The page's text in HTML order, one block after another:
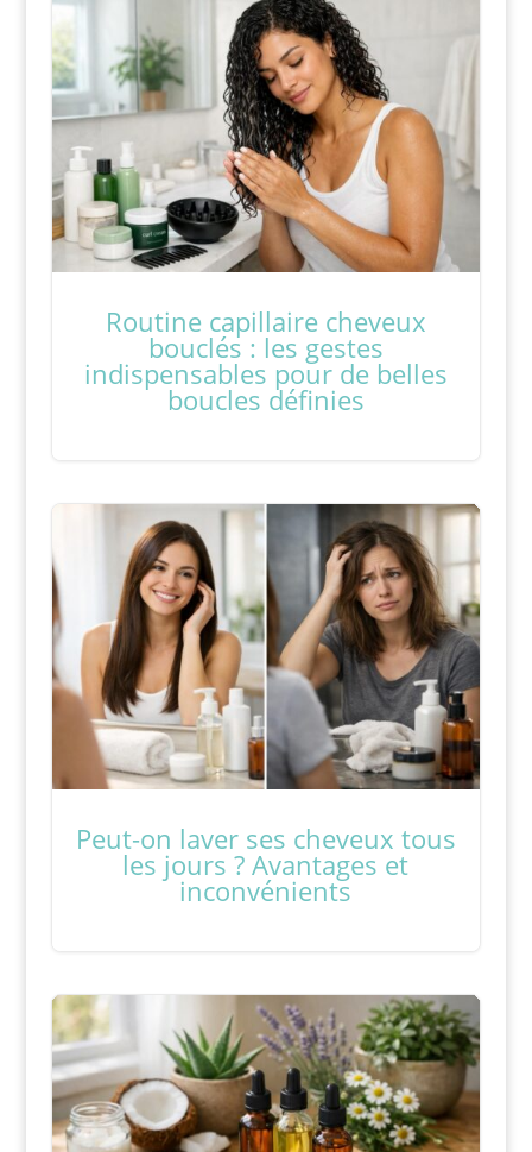
Routine capillaire cheveux
bouclés : les gestes
indispensables pour de belles
boucles définies
Peut-on laver ses cheveux tous
les jours ? Avantages et
inconvénients